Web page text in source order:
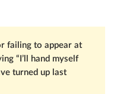
failing to appear at
“I’ll hand myself
turned up last